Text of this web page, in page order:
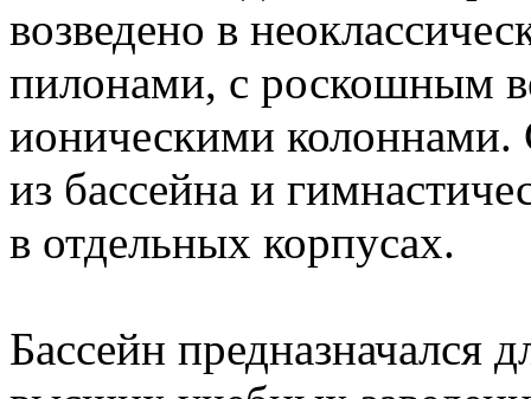
возведено в
пилонами, с роскошным
ионическими колоннами.
из бассейна и
в отдельных корпусах.
Бассейн предназначался